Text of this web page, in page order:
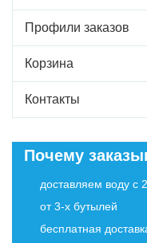
Профили заказов
Корзина
Контакты
Почему
доставляем воду с
от 3-х бутылей
бесплатная